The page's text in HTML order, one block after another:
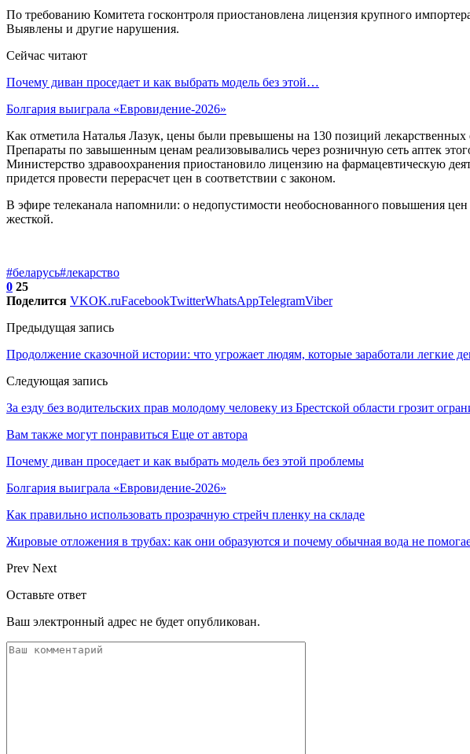
По требованию Комитета госконтроля приостановлена лицензия крупного
Выявлены и другие нарушения.
Сейчас читают
Почему диван проседает и как выбрать модель без этой…
Болгария выиграла «Евровидение-2026»
Как отметила Наталья Лазук, цены были превышены на 130 позиций лекарственных
Препараты по завышенным ценам реализовывались через розничную сеть аптек
Министерство здравоохранения приостановило лицензию на фармацевтическую
придется провести перерасчет цен в соответствии с законом.
В эфире телеканала напомнили: о недопустимости необоснованного повышения
жесткой.
#беларусь#лекарство
0 25
Поделится VKOK.ruFacebookTwitterWhatsAppTelegramViber
Предыдущая запись
Продолжение сказочной истории: что угрожает людям, которые заработали легкие
Следующая запись
За езду без водительских прав молодому человеку из Брестской области грозит
Вам также могут понравиться Еще от автора
Почему диван проседает и как выбрать модель без этой проблемы
Болгария выиграла «Евровидение-2026»
Как правильно использовать прозрачную стрейч пленку на складе
Жировые отложения в трубах: как они образуются и почему обычная вода не
Prev Next
Оставьте ответ
Ваш электронный адрес не будет опубликован.